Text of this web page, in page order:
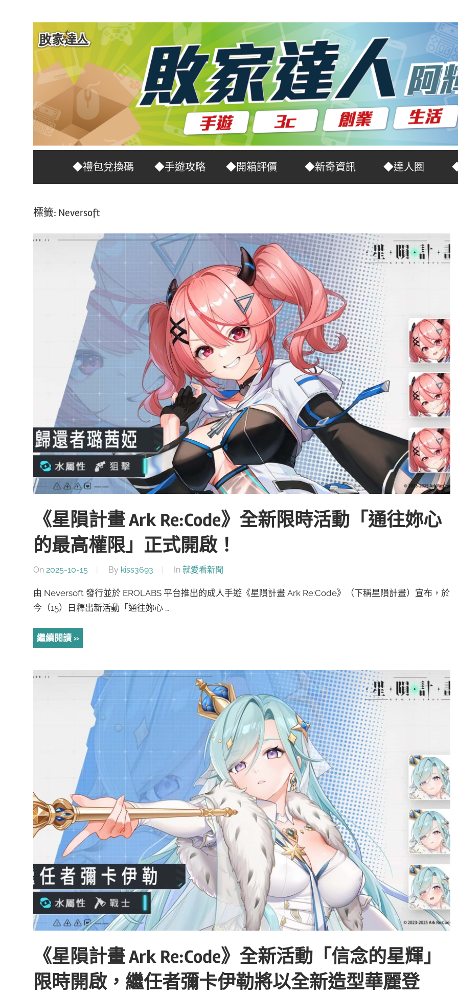
家
達
No.1
戲
科
◆禮包兌換碼 ◆手遊攻略 ◆開箱評價 ◆新奇資訊 ◆達人圈
標籤: Neversoft
《星隕計畫 Ark Re:Code》全新限時活動「通往妳心
的最高權限」正式開啟！
On 2025-10-15 By kiss3693 In 就愛看新聞
由 Neversoft 發行並於 EROLABS 平台推出的成人手遊《星隕計畫 Ark Re:Code》（下稱星隕計畫）宣布，於
今（15）日釋出新活動「通往妳心 …
繼續閱讀
《星隕計畫 Ark Re:Code》全新活動「信念的星輝」
限時開啟，繼任者彌卡伊勒將以全新造型華麗登